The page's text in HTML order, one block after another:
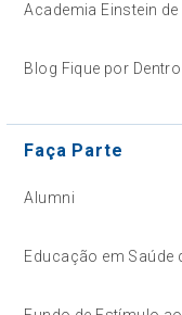
Academia Einstein
Blog Fique por Dentro
Faça Parte
Alumni
Educação em Saúde